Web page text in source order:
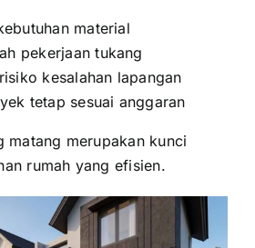
material
pekerjaan tukang
kesalahan lapangan
tetap sesuai anggaran
matang merupakan kunci
rumah yang efisien.